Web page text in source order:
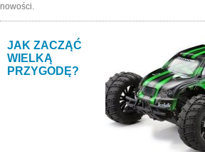
nowości.
JAK ZACZĄĆ
WIELKĄ
PRZYGODĘ?